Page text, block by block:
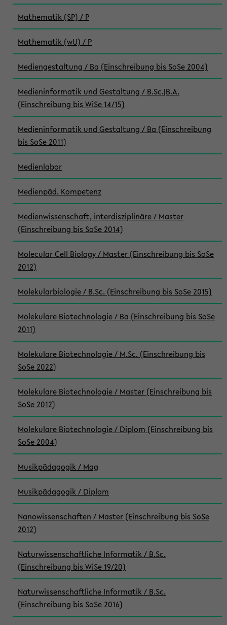
Mathematik (SP) / P
Mathematik (wU) / P
Mediengestaltung / Ba (Einschreibung bis SoSe 2004)
Medieninformatik und Gestaltung / B.Sc.|B.A.
(Einschreibung bis WiSe 14/15)
Medieninformatik und Gestaltung / Ba (Einschreibung
bis SoSe 2011)
Medienlabor
Medienpäd. Kompetenz
Medienwissenschaft, interdisziplinäre / Master
(Einschreibung bis SoSe 2014)
Molecular Cell Biology / Master (Einschreibung bis SoSe
2012)
Molekularbiologie / B.Sc. (Einschreibung bis SoSe 2015)
Molekulare Biotechnologie / Ba (Einschreibung bis SoSe
2011)
Molekulare Biotechnologie / M.Sc. (Einschreibung bis
SoSe 2022)
Molekulare Biotechnologie / Master (Einschreibung bis
SoSe 2012)
Molekulare Biotechnologie / Diplom (Einschreibung bis
SoSe 2004)
Musikpädagogik / Mag
Musikpädagogik / Diplom
Nanowissenschaften / Master (Einschreibung bis SoSe
2012)
Naturwissenschaftliche Informatik / B.Sc.
(Einschreibung bis WiSe 19/20)
Naturwissenschaftliche Informatik / B.Sc.
(Einschreibung bis SoSe 2016)